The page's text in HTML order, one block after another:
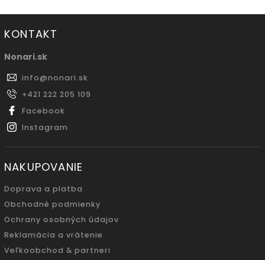
KONTAKT
Nonari.sk
info@nonari.sk
+421 222 205 109
Facebook
Instagram
NAKUPOVANIE
Doprava a platba
Obchodné podmienky
Ochrany osobných údajov
Reklamácia a vrátenie
Veľkoobchod & partneri